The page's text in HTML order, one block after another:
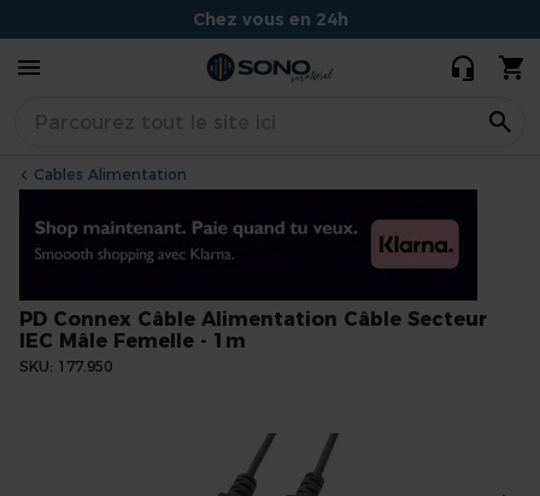
Chez vous en 24h
Conseils experts et souriants
Situé à Dijon
Cables Alimentation
Câble Secteur
Femelle - 1m
PD Connex Câble Alimentation Câble Secteur
IEC Mâle Femelle - 1m
SKU 177.950